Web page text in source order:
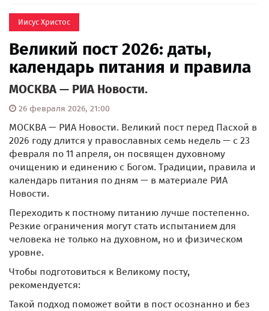
Иисус Христос
Великий пост 2026: даты,
календарь питания и правила
МОСКВА — РИА Новости.
26 февраля 2026, 21:00
МОСКВА — РИА Новости. Великий пост перед Пасхой в
2026 году длится у православных семь недель — с 23
февраля по 11 апреля, он посвящен духовному
очищению и единению с Богом. Традиции, правила и
календарь питания по дням — в материале РИА
Новости.
Переходить к постному питанию лучше постепенно.
Резкие ограничения могут стать испытанием для
человека не только на духовном, но и физическом
уровне.
Чтобы подготовиться к Великому посту,
рекомендуется:
Такой подход поможет войти в пост осознанно и без